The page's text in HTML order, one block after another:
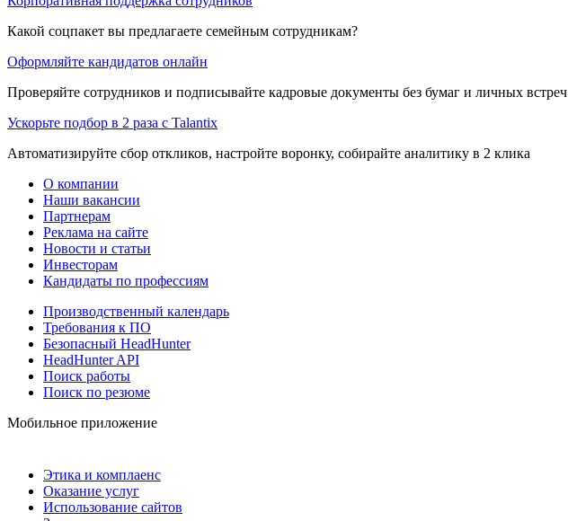
Какой соцпакет вы предлагаете семейным сотрудникам?
Оформляйте кандидатов онлайн
Проверяйте сотрудников и подписывайте кадровые документы без бумаг и личных встреч
Ускорьте подбор в 2 раза с Talantix
Автоматизируйте сбор откликов, настройте воронку, собирайте аналитику в 2 клика
О компании
Наши вакансии
Партнерам
Реклама на сайте
Новости и статьи
Инвесторам
Кандидаты по профессиям
Производственный календарь
Требования к ПО
Безопасный HeadHunter
HeadHunter API
Поиск работы
Поиск по резюме
Мобильное приложение
Этика и комплаенс
Оказание услуг
Использование сайтов